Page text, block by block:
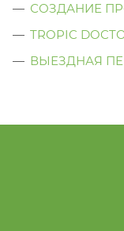
СОЗДАНИЕ
TROPIC
ВЫЕЗДНАЯ